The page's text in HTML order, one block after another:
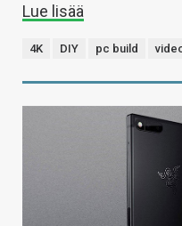
Lue lisää
4K DIY pc build